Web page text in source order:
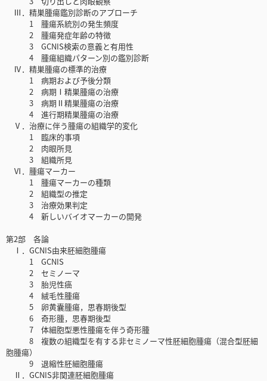
Ⅲ．精巣腫瘍鑑別診断のアプローチ
1 腫瘍系統別の発生頻度
2 腫瘍発症年齢の特徴
3 GCNIS検索の意義と有用性
4 腫瘍組織パターン別の鑑別診断
Ⅳ．精巣腫瘍の標準的治療
1 病期および予後分類
2 病期Ⅰ精巣腫瘍の治療
3 病期Ⅱ精巣腫瘍の治療
4 進行期精巣腫瘍の治療
Ⅴ．治療に伴う腫瘍の組織学的変化
1 臨床的事項
2 肉眼所見
3 組織所見
Ⅵ．腫瘍マーカー
1 腫瘍マーカーの種類
2 組織型の推定
3 治療効果判定
4 新しいバイオマーカーの開発
第2部 各論
Ⅰ．GCNIS由来胚細胞腫瘍
1 GCNIS
2 セミノーマ
3 胎児性癌
4 絨毛性腫瘍
5 卵黄囊腫瘍，思春期後型
6 奇形腫，思春期後型
7 体細胞型悪性腫瘍を伴う奇形腫
8 複数の組織型を有する非セミノーマ性胚細胞腫瘍（混合型胚細
胞腫瘍）
9 退縮性胚細胞腫瘍
Ⅱ．GCNIS非関連胚細胞腫瘍